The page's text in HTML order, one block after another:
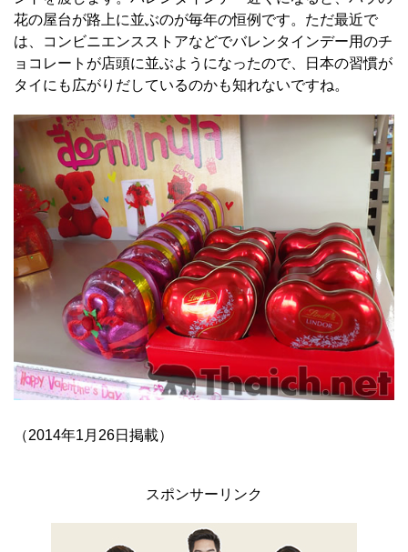
花の屋台が路上に並ぶのが毎年の恒例です。ただ最近で
は、コンビニエンスストアなどでバレンタインデー用のチ
ョコレートが店頭に並ぶようになったので、日本の習慣が
タイにも広がりだしているのかも知れないですね。
（2014年1月26日掲載）
スポンサーリンク